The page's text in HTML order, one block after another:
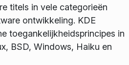
titels in vele categorieën
ontwikkeling. KDE
toegankelijkheidsprincipes in
BSD, Windows, Haiku en